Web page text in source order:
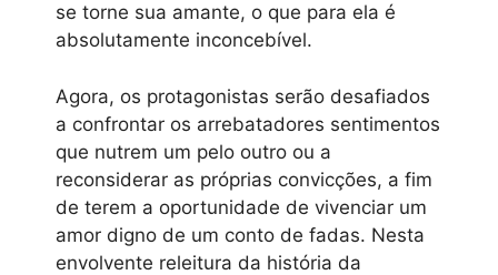
se torne sua amante, o que para ela é
absolutamente inconcebível.
Agora, os protagonistas serão desafiados
a confrontar os arrebatadores sentimentos
que nutrem um pelo outro ou a
reconsiderar as próprias convicções, a fim
de terem a oportunidade de vivenciar um
amor digno de um conto de fadas. Nesta
envolvente releitura da história da